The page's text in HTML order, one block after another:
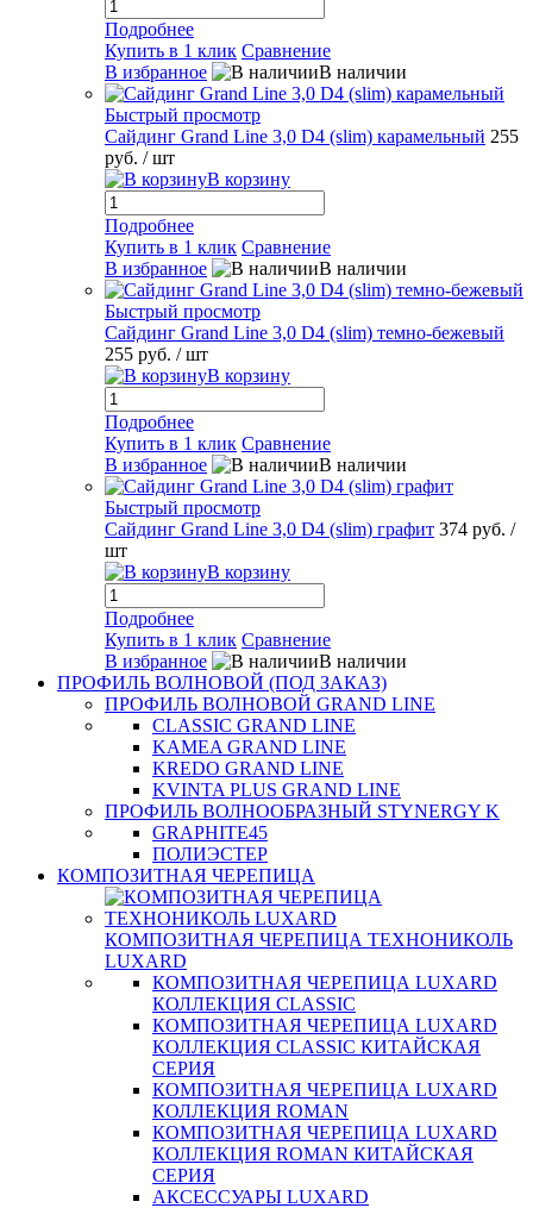
Подробнее
Купить в 1 клик Сравнение
В избранное
В наличии
Быстрый просмотр
Сайдинг Grand Line 3,0 D4 (slim) карамельный 255
руб. / шт
В корзину
Подробнее
Купить в 1 клик Сравнение
В избранное
В наличии
Быстрый просмотр
Сайдинг Grand Line 3,0 D4 (slim) темно-бежевый
255 руб. / шт
В корзину
Подробнее
Купить в 1 клик Сравнение
В избранное
В наличии
Быстрый просмотр
Сайдинг Grand Line 3,0 D4 (slim) графит 374 руб. /
шт
В корзину
Подробнее
Купить в 1 клик Сравнение
В избранное
В наличии
ПРОФИЛЬ ВОЛНОВОЙ (ПОД ЗАКАЗ)
ПРОФИЛЬ ВОЛНОВОЙ GRAND LINE
CLASSIC GRAND LINE
KAMEA GRAND LINE
KREDO GRAND LINE
KVINTA PLUS GRAND LINE
ПРОФИЛЬ ВОЛНООБРАЗНЫЙ STYNERGY K
GRAPHITE45
ПОЛИЭСТЕР
КОМПОЗИТНАЯ ЧЕРЕПИЦА
КОМПОЗИТНАЯ ЧЕРЕПИЦА ТЕХНОНИКОЛЬ
LUXARD
КОМПОЗИТНАЯ ЧЕРЕПИЦА LUXARD
КОЛЛЕКЦИЯ CLASSIC
КОМПОЗИТНАЯ ЧЕРЕПИЦА LUXARD
КОЛЛЕКЦИЯ CLASSIC КИТАЙСКАЯ
СЕРИЯ
КОМПОЗИТНАЯ ЧЕРЕПИЦА LUXARD
КОЛЛЕКЦИЯ ROMAN
КОМПОЗИТНАЯ ЧЕРЕПИЦА LUXARD
КОЛЛЕКЦИЯ ROMAN КИТАЙСКАЯ
СЕРИЯ
АКСЕССУАРЫ LUXARD